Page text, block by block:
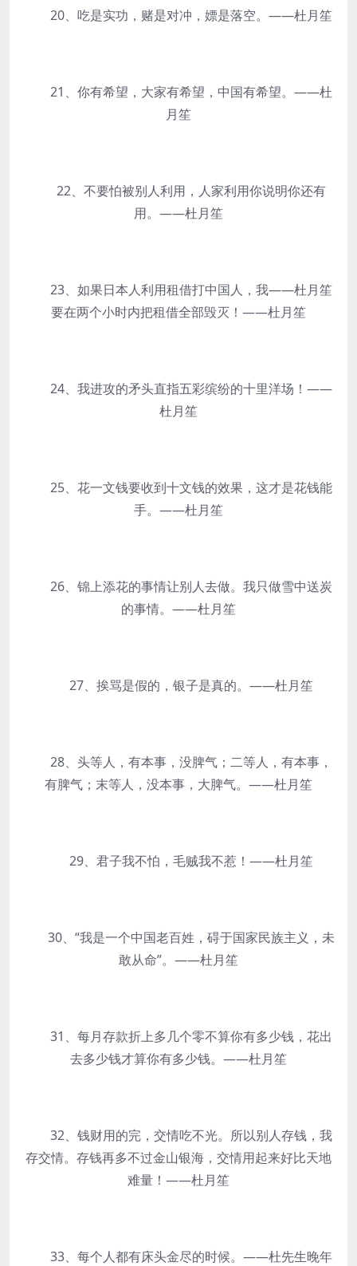
20、吃是实功，赌是对冲，嫖是落空。——杜月笙
21、你有希望，大家有希望，中国有希望。——杜
月笙
22、不要怕被别人利用，人家利用你说明你还有
用。——杜月笙
23、如果日本人利用租借打中国人，我——杜月笙
要在两个小时内把租借全部毁灭！——杜月笙
24、我进攻的矛头直指五彩缤纷的十里洋场！——
杜月笙
25、花一文钱要收到十文钱的效果，这才是花钱能
手。——杜月笙
26、锦上添花的事情让别人去做。我只做雪中送炭
的事情。——杜月笙
27、挨骂是假的，银子是真的。——杜月笙
28、头等人，有本事，没脾气；二等人，有本事，
有脾气；末等人，没本事，大脾气。——杜月笙
29、君子我不怕，毛贼我不惹！——杜月笙
30、“我是一个中国老百姓，碍于国家民族主义，未
敢从命”。——杜月笙
31、每月存款折上多几个零不算你有多少钱，花出
去多少钱才算你有多少钱。——杜月笙
32、钱财用的完，交情吃不光。所以别人存钱，我
存交情。存钱再多不过金山银海，交情用起来好比天地
难量！——杜月笙
33、每个人都有床头金尽的时候。——杜先生晚年